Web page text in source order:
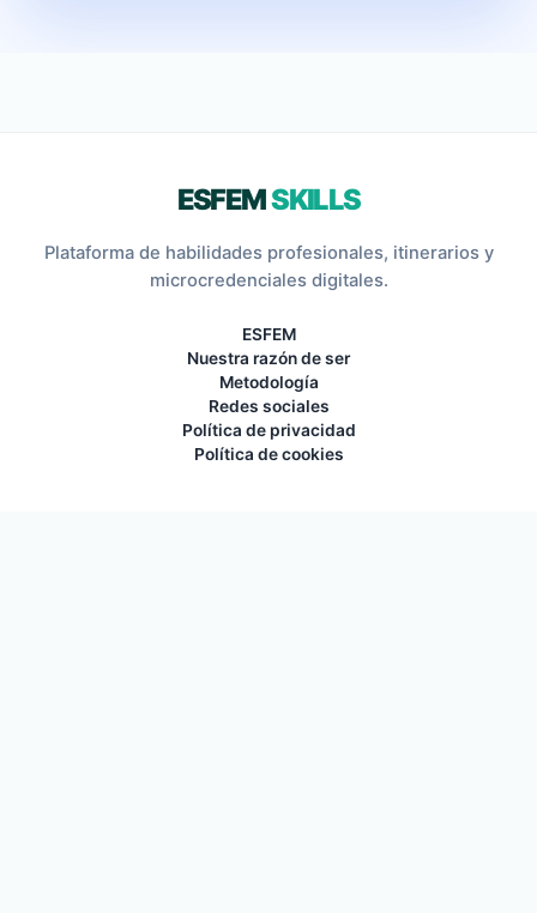
ESFEMSKILLS
Plataforma de habilidades profesionales, itinerarios y
microcredenciales digitales.
ESFEM
Nuestra razón de ser
Metodología
Redes sociales
Política de privacidad
Política de cookies